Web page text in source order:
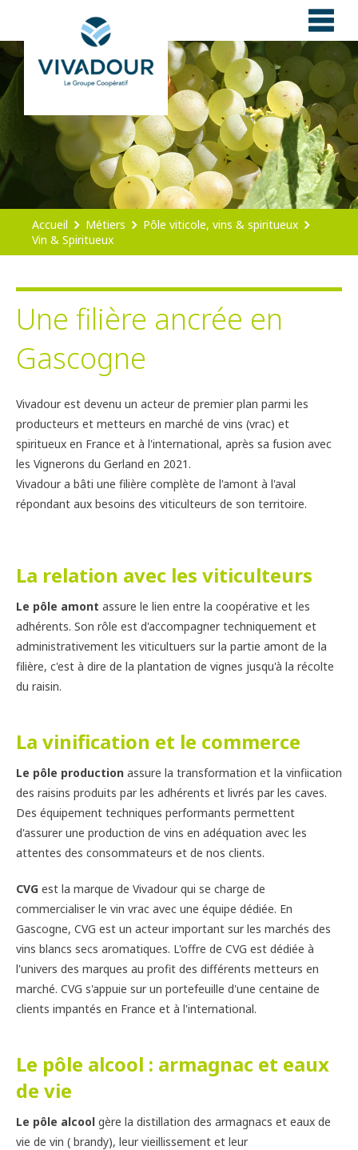
Accueil Métiers
Pôle viticole, vins & spiritueux
Vin & Spiritueux
Une filière ancrée en
Gascogne
Vivadour est devenu un acteur de premier plan parmi les
producteurs et metteurs en marché de vins (vrac) et
spiritueux en France et à l'international, après sa fusion avec
les Vignerons du Gerland en 2021.
Vivadour a bâti une filière complète de l'amont à l'aval
répondant aux besoins des viticulteurs de son territoire.
La relation avec les viticulteurs
Le pôle amont assure le lien entre la coopérative et les
adhérents. Son rôle est d'accompagner techniquement et
administrativement les viticultuers sur la partie amont de la
filière, c'est à dire de la plantation de vignes jusqu'à la récolte
du raisin.
La vinification et le commerce
Le pôle production assure la transformation et la vinfiication
des raisins produits par les adhérents et livrés par les caves.
Des équipement techniques performants permettent
d'assurer une production de vins en adéquation avec les
attentes des consommateurs et de nos clients.
CVG est la marque de Vivadour qui se charge de
commercialiser le vin vrac avec une équipe dédiée. En
Gascogne, CVG est un acteur important sur les marchés des
vins blancs secs aromatiques. L'offre de CVG est dédiée à
l'univers des marques au profit des différents metteurs en
marché. CVG s'appuie sur un portefeuille d'une centaine de
clients impantés en France et à l'international.
Le pôle alcool : armagnac et eaux
de vie
Le pôle alcool gère la distillation des armagnacs et eaux de
vie de vin ( brandy), leur vieillissement et leur